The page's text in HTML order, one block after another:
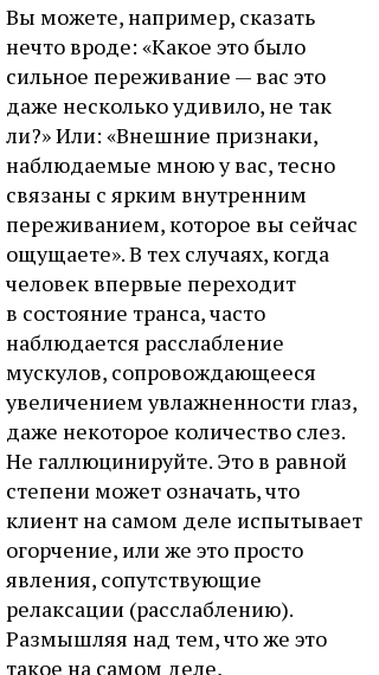
Вы можете, например, сказать
нечто вроде: «Какое это было
сильное переживание — вас это
даже несколько удивило, не так
ли?» Или: «Внешние признаки,
наблюдаемые мною у вас, тесно
связаны с ярким внутренним
переживанием, которое вы сейчас
ощущаете». В тех случаях, когда
человек впервые переходит
в состояние транса, часто
наблюдается расслабление
мускулов, сопровождающееся
увеличением увлажненности глаз,
даже некоторое количество слез.
Не галлюцинируйте. Это в равной
степени может означать, что
клиент на самом деле испытывает
огорчение, или же это просто
явления, сопутствующие
релаксации (расслаблению).
Размышляя над тем, что же это
такое на самом деле,